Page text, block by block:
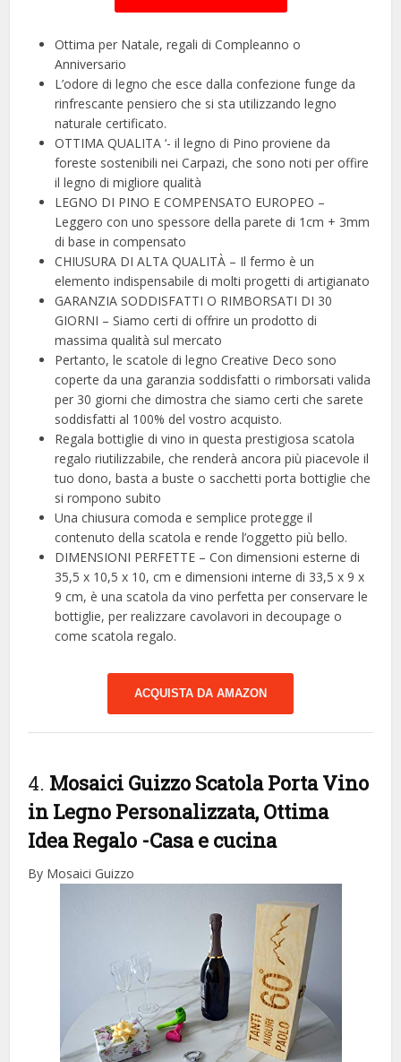
Ottima per Natale, regali di Compleanno o
Anniversario
L’odore di legno che esce dalla confezione funge da
rinfrescante pensiero che si sta utilizzando legno
naturale certificato.
OTTIMA QUALITA ‘- il legno di Pino proviene da
foreste sostenibili nei Carpazi, che sono noti per offire
il legno di migliore qualità
LEGNO DI PINO E COMPENSATO EUROPEO –
Leggero con uno spessore della parete di 1cm + 3mm
di base in compensato
CHIUSURA DI ALTA QUALITÀ – Il fermo è un
elemento indispensabile di molti progetti di artigianato
GARANZIA SODDISFATTI O RIMBORSATI DI 30
GIORNI – Siamo certi di offrire un prodotto di
massima qualità sul mercato
Pertanto, le scatole di legno Creative Deco sono
coperte da una garanzia soddisfatti o rimborsati valida
per 30 giorni che dimostra che siamo certi che sarete
soddisfatti al 100% del vostro acquisto.
Regala bottiglie di vino in questa prestigiosa scatola
regalo riutilizzabile, che renderà ancora più piacevole il
tuo dono, basta a buste o sacchetti porta bottiglie che
si rompono subito
Una chiusura comoda e semplice protegge il
contenuto della scatola e rende l’oggetto più bello.
DIMENSIONI PERFETTE – Con dimensioni esterne di
35,5 x 10,5 x 10, cm e dimensioni interne di 33,5 x 9 x
9 cm, è una scatola da vino perfetta per conservare le
bottiglie, per realizzare cavolavori in decoupage o
come scatola regalo.
ACQUISTA DA AMAZON
4. Mosaici Guizzo Scatola Porta Vino
in Legno Personalizzata, Ottima
Idea Regalo -Casa e cucina
By Mosaici Guizzo